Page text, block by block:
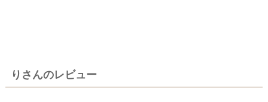
りさんのレビュー